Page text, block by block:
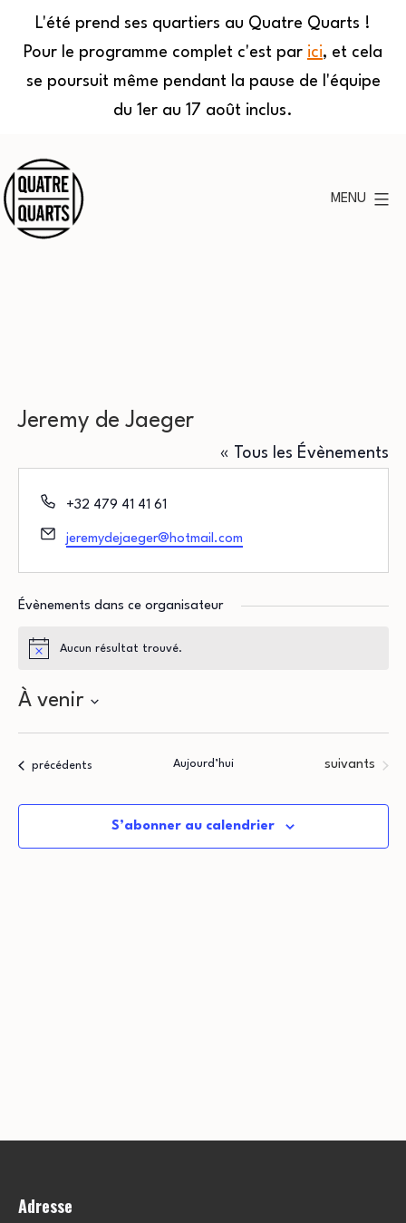
L'été prend ses quartiers au Quatre Quarts !
Pour le programme complet c'est par ici, et cela
se poursuit même pendant la pause de l'équipe
du 1er au 17 août inclus.
au
contenu
MENU
Jeremy de Jaeger
« Tous les Évènements
Téléphone
+32 479 41 41 61
Email
jeremydejaeger@hotmail.com
Évènements dans ce organisateur
Notice
Aucun résultat trouvé.
À venir
Sélectionnez
Évènements
précédents Aujourd’hui Évènements
suivants
S’abonner au calendrier
Adresse